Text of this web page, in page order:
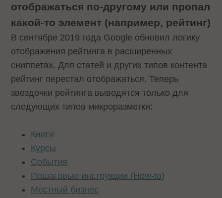
отображаться по-другому или пропал
какой-то элемент (например, рейтинг)
В сентябре 2019 года Google обновил логику
отображения рейтинга в расширенных
сниппетах. Для статей и других типов контента
рейтинг перестал отображаться. Теперь
звездочки рейтинга выводятся только для
следующих типов микроразметки:
Книги
Курсы
События
Пошаговые инструкции (How-to)
Местный бизнес